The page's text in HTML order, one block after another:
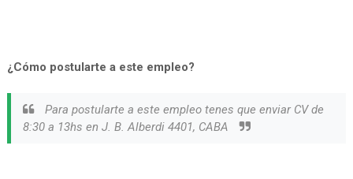
¿Cómo postularte a este empleo?
Para postularte a este empleo tenes que enviar CV de
8:30 a 13hs en J. B. Alberdi 4401, CABA